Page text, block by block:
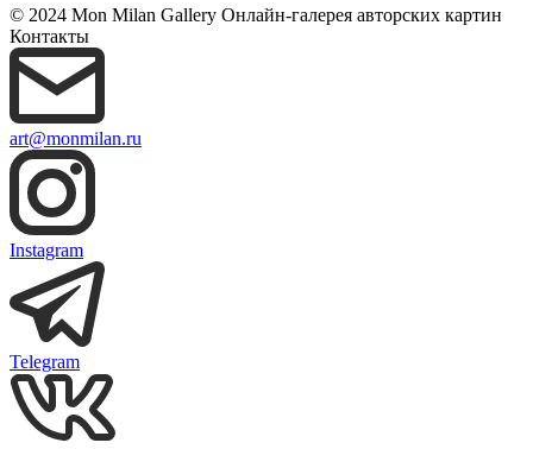
© 2024 Mon Milan Gallery Онлайн-галерея авторских картин
Контакты
art@monmilan.ru
Instagram
Telegram